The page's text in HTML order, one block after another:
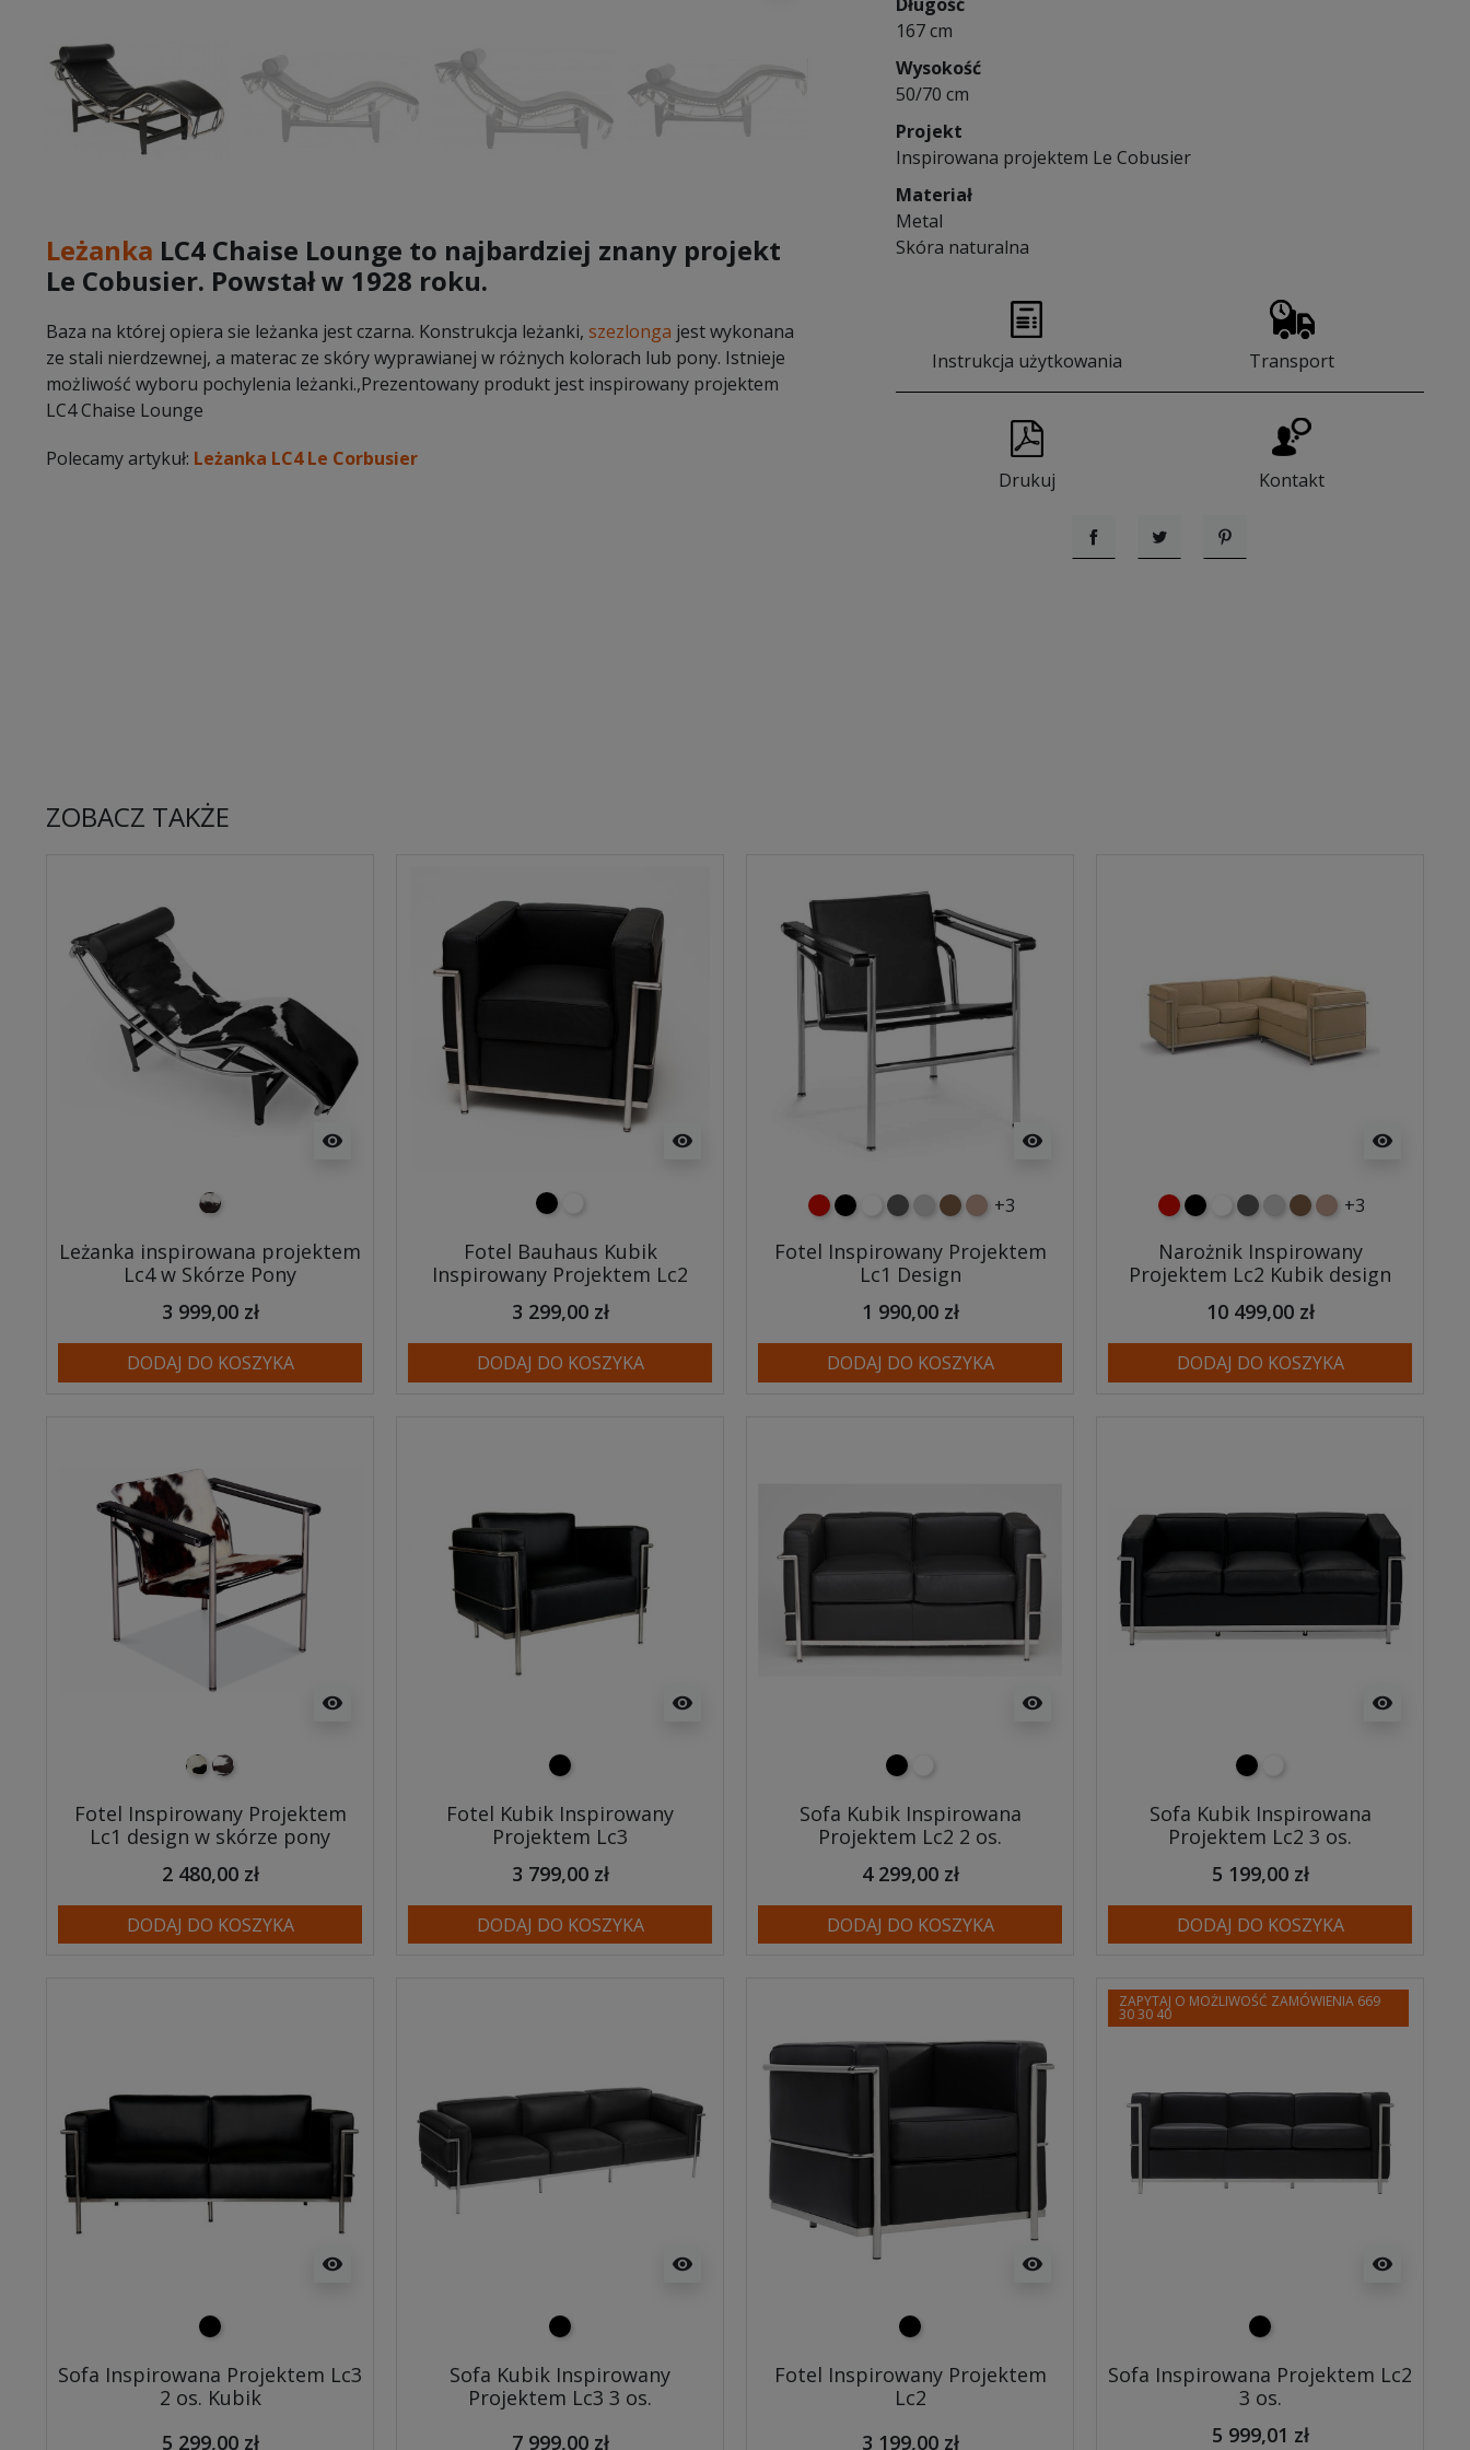
Leżanka LC4 Chaise Lounge to najbardziej znany projekt
Le Cobusier. Powstał w 1928 roku.
Baza na której opiera sie leżanka jest czarna. Konstrukcja leżanki, szezlonga jest wykonana
ze stali nierdzewnej, a materac ze skóry wyprawianej w różnych kolorach lub pony. Istnieje
możliwość wyboru pochylenia leżanki.,Prezentowany produkt jest inspirowany projektem
LC4 Chaise Lounge
Polecamy artykuł: Leżanka LC4 Le Corbusier
167 cm
Wysokość
50/70 cm
Projekt
Inspirowana projektem Le Cobusier
Materiał
Metal
Skóra naturalna
Instrukcja użytkowania Transport
Drukuj Kontakt
UdostępnijTweetujPinterest
ZOBACZ TAKŻE
visibility
pony
Leżanka inspirowana projektem
Lc4 w Skórze Pony
3 999,00 zł
DODAJ DO KOSZYKA
visibility
czarny
Fotel Bauhaus Kubik
Inspirowany Projektem Lc2
3 299,00 zł
DODAJ DO KOSZYKA
visibility
czerwony
czarny
białyciemno szary
jasnoszary
brązowy
jasnobrązowy
+3
Fotel Inspirowany Projektem
Lc1 Design
1 990,00 zł
DODAJ DO KOSZYKA
visibility
czerwony
czarny
białyciemno szary
jasnoszary
brązowy
jasnobrązowy
+3
Narożnik Inspirowany
Projektem Lc2 Kubik design
10 499,00 zł
DODAJ DO KOSZYKA
visibility
pony biało-czarne
pony biało-brązowe
Fotel Inspirowany Projektem
Lc1 design w skórze pony
2 480,00 zł
DODAJ DO KOSZYKA
visibility
czarny
Fotel Kubik Inspirowany
Projektem Lc3
3 799,00 zł
DODAJ DO KOSZYKA
visibility
czarny
Sofa Kubik Inspirowana
Projektem Lc2 2 os.
4 299,00 zł
DODAJ DO KOSZYKA
visibility
czarny
Sofa Kubik Inspirowana
Projektem Lc2 3 os.
5 199,00 zł
DODAJ DO KOSZYKA
visibility
czarny
Sofa Inspirowana Projektem Lc3
2 os. Kubik
5 299,00 zł
visibility
czarny
Sofa Kubik Inspirowany
Projektem Lc3 3 os.
7 999,00 zł
visibility
czarny
Fotel Inspirowany Projektem
Lc2
3 199,00 zł
ZAPYTAJ O MOŻLIWOŚĆ ZAMÓWIENIA 669
30 30 40
visibility
czarny
Sofa Inspirowana Projektem Lc2
3 os.
5 999,01 zł